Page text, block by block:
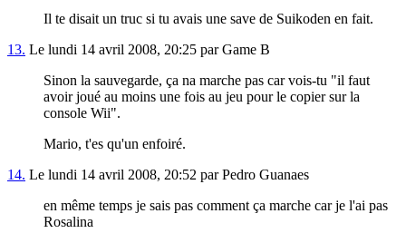
Il te disait un truc si tu avais une save de Suikoden en fait.
13. Le lundi 14 avril 2008, 20:25 par Game B
Sinon la sauvegarde, ça na marche pas car vois-tu "il faut
avoir joué au moins une fois au jeu pour le copier sur la
console Wii".
Mario, t'es qu'un enfoiré.
14. Le lundi 14 avril 2008, 20:52 par Pedro Guanaes
en même temps je sais pas comment ça marche car je l'ai pas
Rosalina